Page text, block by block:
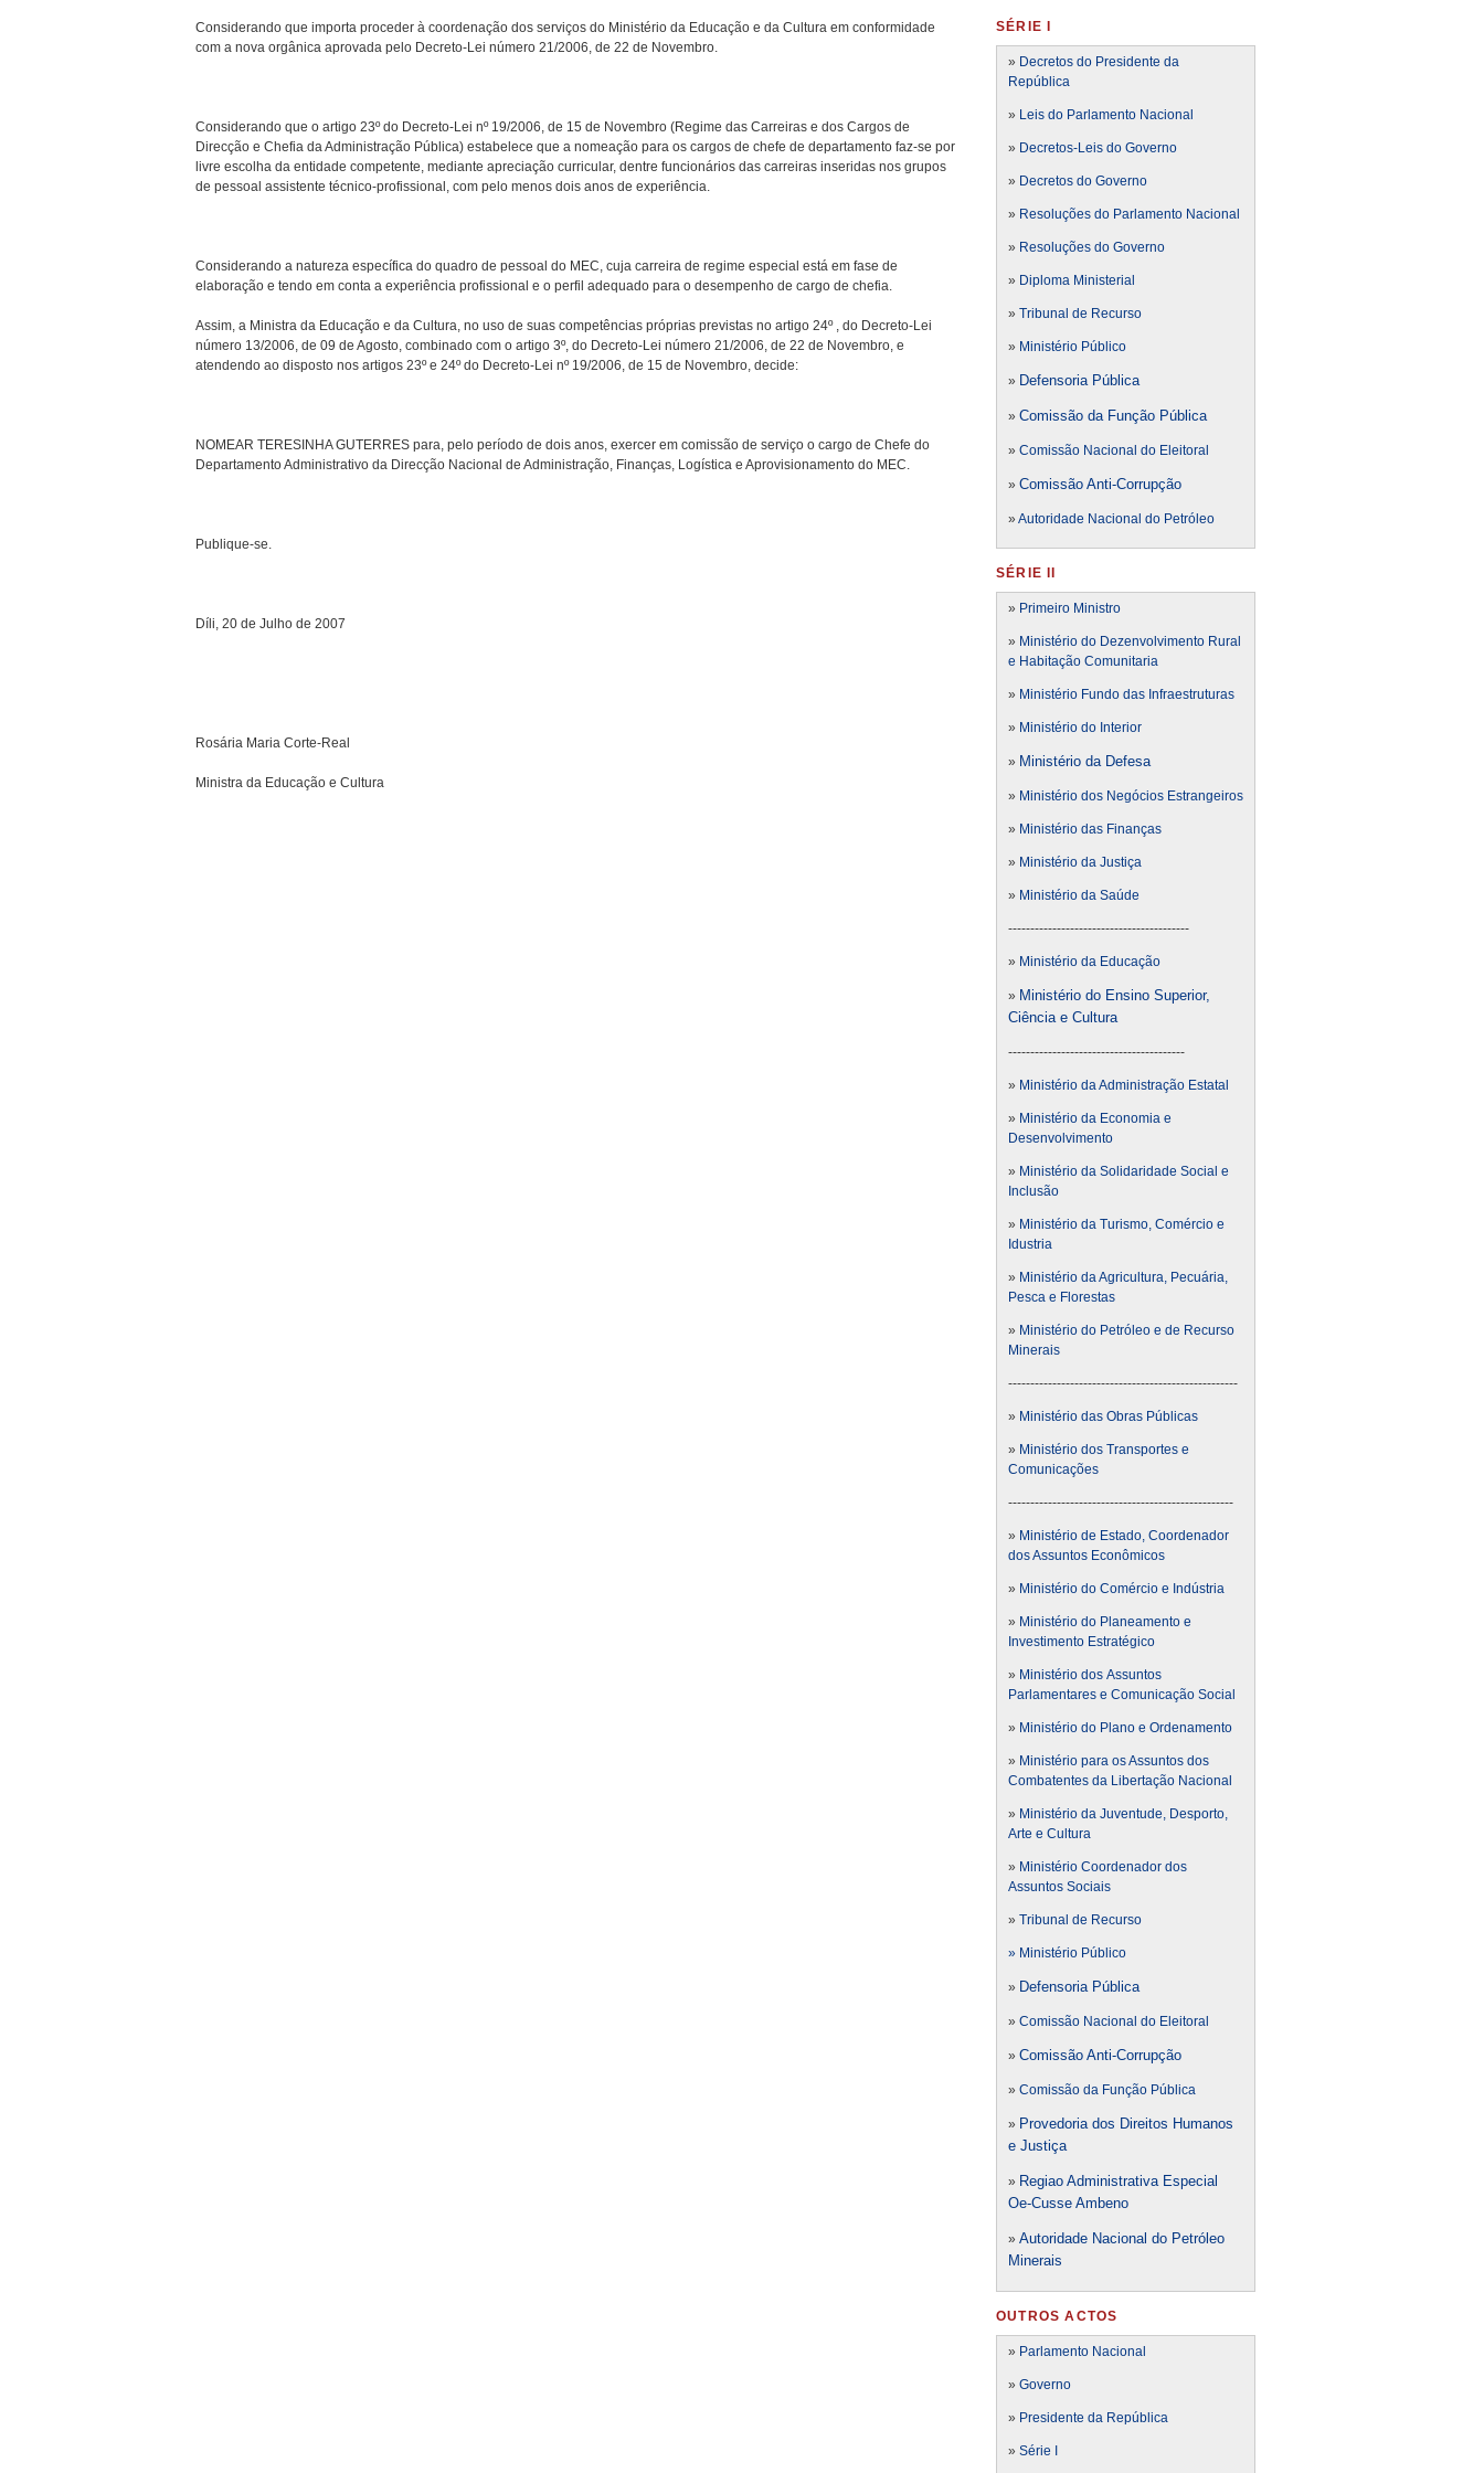
Considerando que importa proceder à coordenação dos serviços do Ministério da Educação e da Cultura em conformidade
com a nova orgânica aprovada pelo Decreto-Lei número 21/2006, de 22 de Novembro.
Considerando que o artigo 23º do Decreto-Lei nº 19/2006, de 15 de Novembro (Regime das Carreiras e dos Cargos de
Direcção e Chefia da Administração Pública) estabelece que a nomeação para os cargos de chefe de departamento faz-se por
livre escolha da entidade competente, mediante apreciação curricular, dentre funcionários das carreiras inseridas nos grupos
de pessoal assistente técnico-profissional, com pelo menos dois anos de experiência.
Considerando a natureza específica do quadro de pessoal do MEC, cuja carreira de regime especial está em fase de
elaboração e tendo em conta a experiência profissional e o perfil adequado para o desempenho de cargo de chefia.
Assim, a Ministra da Educação e da Cultura, no uso de suas competências próprias previstas no artigo 24º , do Decreto-Lei
número 13/2006, de 09 de Agosto, combinado com o artigo 3º, do Decreto-Lei número 21/2006, de 22 de Novembro, e
atendendo ao disposto nos artigos 23º e 24º do Decreto-Lei nº 19/2006, de 15 de Novembro, decide:
NOMEAR TERESINHA GUTERRES para, pelo período de dois anos, exercer em comissão de serviço o cargo de Chefe do
Departamento Administrativo da Direcção Nacional de Administração, Finanças, Logística e Aprovisionamento do MEC.
Publique-se.
Díli, 20 de Julho de 2007
Rosária Maria Corte-Real
Ministra da Educação e Cultura
SÉRIE I
» Decretos do Presidente da
República
» Leis do Parlamento Nacional
» Decretos-Leis do Governo
» Decretos do Governo
» Resoluções do Parlamento Nacional
» Resoluções do Governo
» Diploma Ministerial
» Tribunal de Recurso
» Ministério Público
» Defensoria Pública
» Comissão da Função Pública
» Comissão Nacional do Eleitoral
» Comissão Anti-Corrupção
» Autoridade Nacional do Petróleo
SÉRIE II
» Primeiro Ministro
» Ministério do Dezenvolvimento Rural
e Habitação Comunitaria
» Ministério Fundo das Infraestruturas
» Ministério do Interior
» Ministério da Defesa
» Ministério dos Negócios Estrangeiros
» Ministério das Finanças
» Ministério da Justiça
» Ministério da Saúde
-----------------------------------------
» Ministério da Educação
» Ministério do Ensino Superior,
Ciência e Cultura
----------------------------------------
» Ministério da Administração Estatal
» Ministério da Economia e
Desenvolvimento
» Ministério da Solidaridade Social e
Inclusão
» Ministério da Turismo, Comércio e
Idustria
» Ministério da Agricultura, Pecuária,
Pesca e Florestas
» Ministério do Petróleo e de Recurso
Minerais
----------------------------------------------------
» Ministério das Obras Públicas
» Ministério dos Transportes e
Comunicações
---------------------------------------------------
» Ministério de Estado, Coordenador
dos Assuntos Econômicos
» Ministério do Comércio e Indústria
» Ministério do Planeamento e
Investimento Estratégico
» Ministério dos Assuntos
Parlamentares e Comunicação Social
» Ministério do Plano e Ordenamento
» Ministério para os Assuntos dos
Combatentes da Libertação Nacional
» Ministério da Juventude, Desporto,
Arte e Cultura
» Ministério Coordenador dos
Assuntos Sociais
» Tribunal de Recurso
» Ministério Público
» Defensoria Pública
» Comissão Nacional do Eleitoral
» Comissão Anti-Corrupção
» Comissão da Função Pública
» Provedoria dos Direitos Humanos
e Justiça
» Regiao Administrativa Especial
Oe-Cusse Ambeno
» Autoridade Nacional do Petróleo
Minerais
OUTROS ACTOS
» Parlamento Nacional
» Governo
» Presidente da República
» Série I